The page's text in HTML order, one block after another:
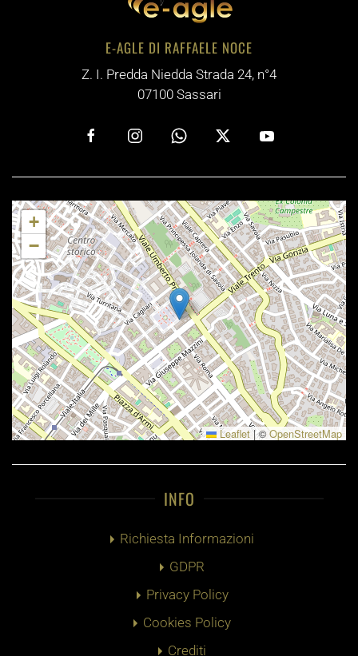
E-AGLE DI RAFFAELE NOCE
Z. I. Predda Niedda Strada 24, n°4
07100 Sassari
+
−
Leaflet |©OpenStreetMap
INFO
Richiesta Informazioni
GDPR
Privacy Policy
Cookies Policy
Crediti